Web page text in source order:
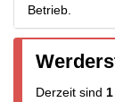
Betrieb.
Derzeit sind